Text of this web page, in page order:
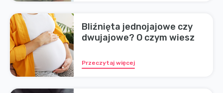
Bliźnięta jednojajowe czy
dwujajowe? O czym wiesz
Przeczytaj więcej